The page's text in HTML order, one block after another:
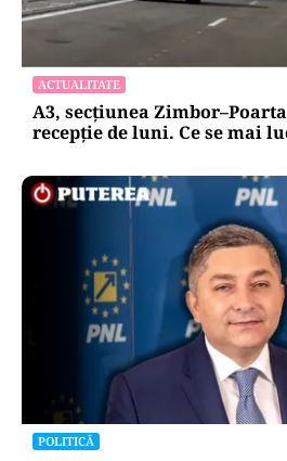
ACTUALITATE
A3, secțiunea
recepție de luni. Ce se mai
POLITICĂ